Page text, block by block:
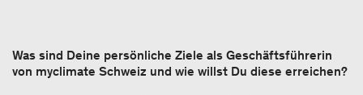
Was sind Deine persönliche Ziele als Geschäftsführerin
von myclimate Schweiz und wie willst Du diese erreichen?